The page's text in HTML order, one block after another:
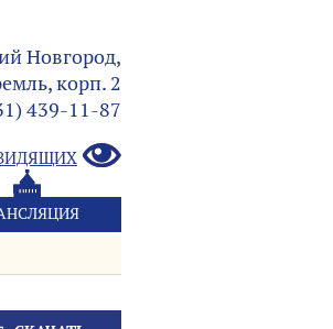
Новгород,
корп. 2
439-11-87